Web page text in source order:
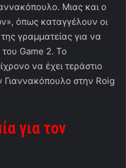
Μιας και ο
όπως καταγγέλουν οι
γραμματείας για να
του Game 2. Το
να έχει τεράστιο
Γιαννακόπουλο στην Roig
για τον